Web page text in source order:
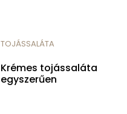
TOJÁSSALÁTA
Krémes tojássaláta
egyszerűen